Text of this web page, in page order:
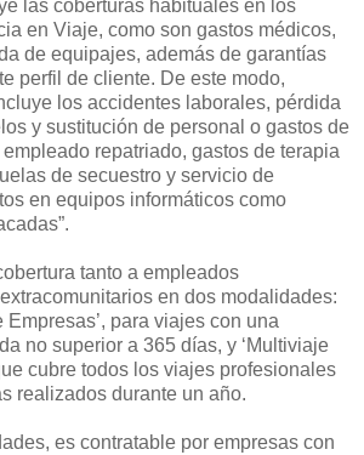
las coberturas habituales en los
en Viaje, como son gastos médicos,
de equipajes, además de garantías
perfil de cliente. De este modo,
los accidentes laborales, pérdida
y sustitución de personal o gastos de
repatriado, gastos de terapia
de secuestro y servicio de
en equipos informáticos como
tanto a empleados
en dos modalidades:
Empresas’, para viajes con una
no superior a 365 días, y ‘Multiviaje
cubre todos los viajes profesionales
realizados durante un año.
es contratable por empresas con